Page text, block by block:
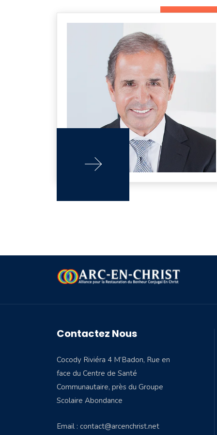
Contactez Nous
Cocody Riviéra 4 M’Badon, Rue en
face du Centre de Santé
Communautaire, près du Groupe
Scolaire Abondance
Email : contact@arcenchrist.net